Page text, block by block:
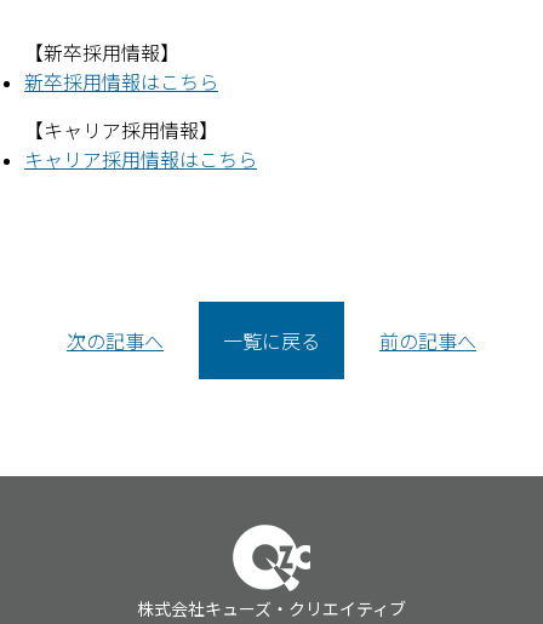
【新卒採用情報】
新卒採用情報はこちら
【キャリア採用情報】
キャリア採用情報はこちら
ナ
前の記事へ
次の記事へ 一覧に戻る
株式会社キューズ・クリエイティブ